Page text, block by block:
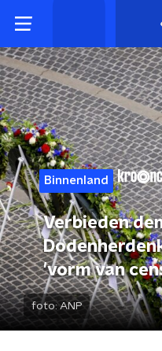
Binnenland
Verbieden
'vorm van
foto:ANP